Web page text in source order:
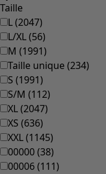
Taille
L(2047)
L/XL(56)
M (1991)
Taille unique (234)
S (1991)
S/M (112)
XL(2047)
XS (636)
XXL(1145)
00000(38)
00006(111)